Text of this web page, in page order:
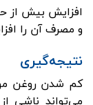
افزایش بیش از
و مصرف آن را
نتیجه‌گیری
کم شدن روغن